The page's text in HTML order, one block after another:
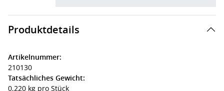
Produktdetails
Artikelnummer:
210130
Tatsächliches Gewicht:
0,220 kg pro Stück